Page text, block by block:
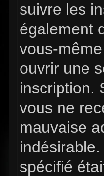
suivre les
également
vous-
ouvrir une
inscription.
vous ne
mauvaise
spécifié